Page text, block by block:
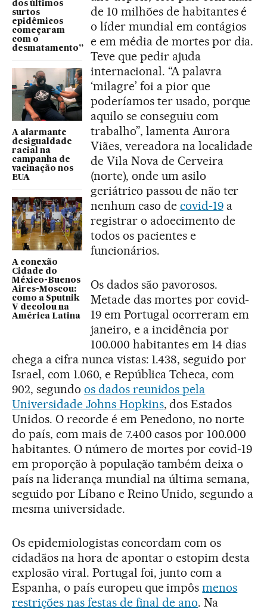
dos últimos
surtos
epidêmicos
começaram
com o
desmatamento”
A alarmante
desigualdade
racial na
campanha de
vacinação nos
EUA
A conexão
Cidade do
México-Buenos
Aires-Moscou:
como a Sputnik
V decolou na
América Latina
de 10 milhões de habitantes é
o líder mundial em contágios
e em média de mortes por dia.
Teve que pedir ajuda
internacional. “A palavra
‘milagre’ foi a pior que
poderíamos ter usado, porque
aquilo se conseguiu com
trabalho”, lamenta Aurora
Viães, vereadora na localidade
de Vila Nova de Cerveira
(norte), onde um asilo
geriátrico passou de não ter
nenhum caso de covid-19a
registrar o adoecimento de
todos os pacientes e
funcionários.
Os dados são pavorosos.
Metade das mortes por covid-
19 em Portugal ocorreram em
janeiro, e a incidência por
100.000 habitantes em 14 dias
chega a cifra nunca vistas: 1.438, seguido por
Israel, com 1.060, e República Tcheca, com
902, segundo os dados reunidos pela
Universidade Johns Hopkins, dos Estados
Unidos. O recorde é em Penedono, no norte
do país, com mais de 7.400 casos por 100.000
habitantes. O número de mortes por covid-19
em proporção à população também deixa o
país na liderança mundial na última semana,
seguido por Líbano e Reino Unido, segundo a
mesma universidade.
Os epidemiologistas concordam com os
cidadãos na hora de apontar o estopim desta
explosão viral. Portugal foi, junto com a
Espanha, o país europeu que impôsmenos
restrições nas festas de final de ano. Na